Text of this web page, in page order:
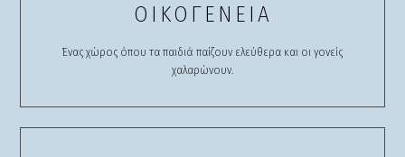
ΟΙΚΟΓΕΝΕΙΑ
Ένας χώρος όπου τα παιδιά παίζουν ελεύθερα και οι γονείς
χαλαρώνουν.